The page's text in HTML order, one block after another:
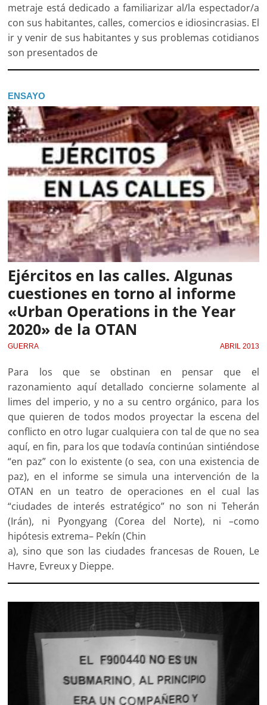
metraje está dedicado a familiarizar al/la espectador/a
con sus habitantes, calles, comercios e idiosincrasias. El
ir y venir de sus habitantes y sus problemas cotidianos
son presentados de
ENSAYO
Ejércitos en las calles. Algunas
cuestiones en torno al informe
«Urban Operations in the Year
2020» de la OTAN
GUERRA ABRIL 2013
Para los que se obstinan en pensar que el
razonamiento aquí detallado concierne solamente al
limes del imperio, y no a su centro orgánico, para los
que quieren de todos modos proyectar la escena del
conflicto en otro lugar cualquiera con tal de que no sea
aquí, en fin, para los que todavía continúan sintiéndose
“en paz” con lo existente (o sea, con una existencia de
paz), en el informe se simula una intervención de la
OTAN en un teatro de operaciones en el cual las
“ciudades de interés estratégico” no son ni Teherán
(Irán), ni Pyongyang (Corea del Norte), ni –como
hipótesis extrema– Pekín (Chin
a), sino que son las ciudades francesas de Rouen, Le
Havre, Evreux y Dieppe.